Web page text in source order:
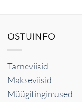
OSTUINFO
Tarneviisid
Makseviisid
Müügitingimused